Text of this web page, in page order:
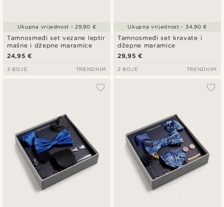
Tamnosmeđi set vezane leptir
mašne i džepne maramice
24,95 €
Ukupna vrijednost - 29,90 €
3 BOJE TRENDHIM
Tamnosmeđi set kravate i
džepne maramice
29,95 €
Ukupna vrijednost - 34,90 €
2 BOJE TRENDHIM